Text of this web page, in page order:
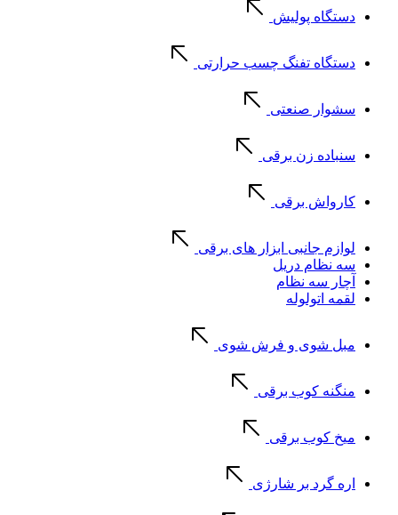
دستگاه پولیش
دستگاه تفنگ چسب حرارتی
سشوار صنعتی
سنباده زن برقی
کارواش برقی
لوازم جانبی ابزار های برقی
سه نظام دریل
آچار سه نظام
لقمه اتولوله
مبل شوی و فرش شوی
منگنه کوب برقی
میخ کوب برقی
اره گرد بر شارژی